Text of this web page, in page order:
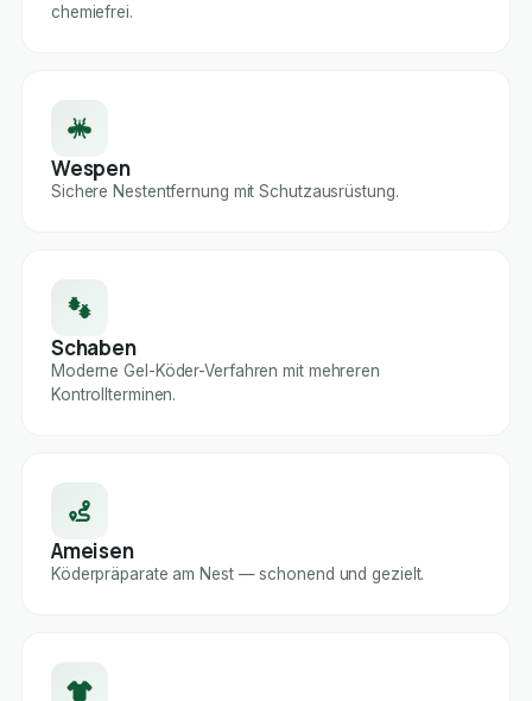
chemiefrei.
Wespen
Sichere Nestentfernung mit Schutzausrüstung.
Schaben
Moderne Gel-Köder-Verfahren mit mehreren
Kontrollterminen.
Ameisen
Köderpräparate am Nest — schonend und gezielt.